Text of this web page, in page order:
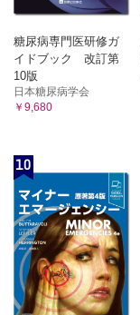
糖尿病専門医研修ガ
イドブック 改訂第
10版
日本糖尿病学会
￥9,680
10